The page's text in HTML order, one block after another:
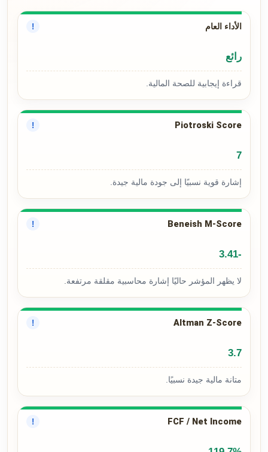
الأداء العام !
رائع
قراءة إيجابية للصحة المالية.
Piotroski Score
!
7
إشارة قوية نسبيًا إلى جودة مالية جيدة.
Beneish M-Score
!
-3.41
لا يظهر المؤشر حاليًا إشارة محاسبية مقلقة مرتفعة.
Altman Z-Score
!
3.7
متانة مالية جيدة نسبيًا.
FCF / Net Income
!